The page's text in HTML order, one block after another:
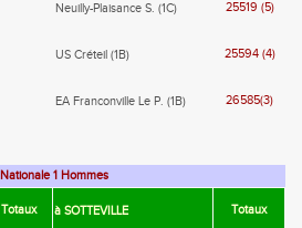
Neuilly-Plaisance S. (1C) 25519 (5)
US Créteil (1B) 25594 (4)
EA Franconville Le P. (1B) 26585(3)
Nationale 1 Hommes
Totaux à SOTTEVILLE Totaux